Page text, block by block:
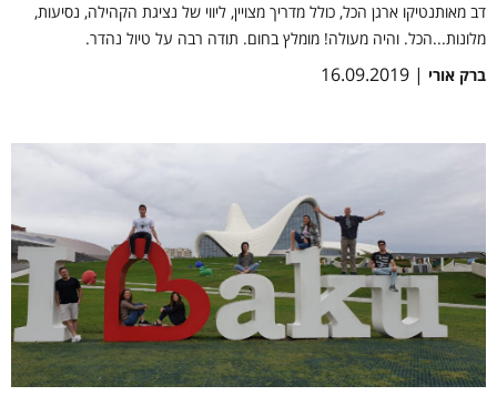
דב מאותנטיקו ארגן הכל, כולל מדריך מצויין, ליווי של נציגת הקהילה, נסיעות,
מלונות...הכל. והיה מעולה! מומלץ בחום. תודה רבה על טיול נהדר.
ברק אורי | 16.09.2019